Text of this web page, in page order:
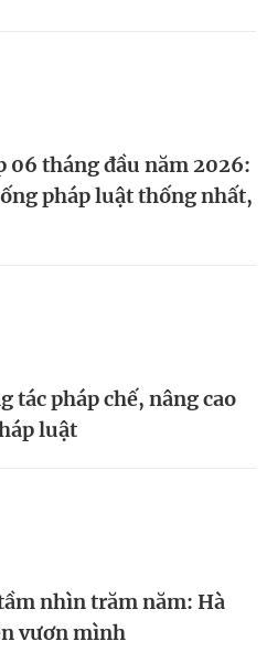
06 tháng đầu năm 2026:
pháp luật thống nhất,
tác pháp chế, nâng cao
luật
nhìn trăm năm: Hà
vươn mình